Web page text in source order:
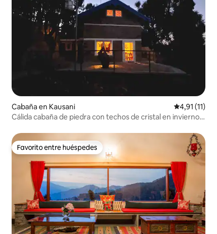
Cabaña en Kausani Calificación
4,91 (11)
Cálida cabaña de piedra con techos de cristal en invierno
Favorito entre huéspedes
Favorito entre huéspedes